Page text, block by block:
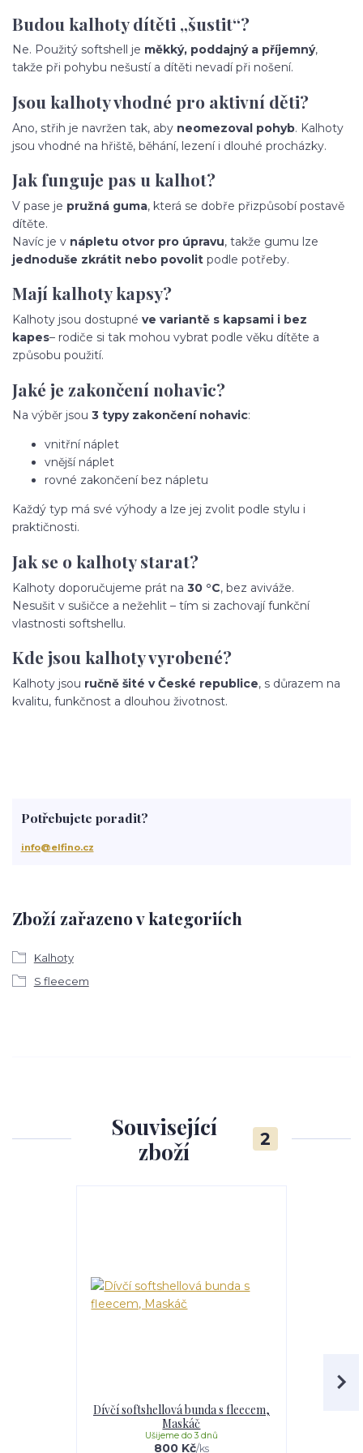
Budou kalhoty dítěti „šustit“?
Ne. Použitý softshell je měkký, poddajný a příjemný,
takže při pohybu nešustí a dítěti nevadí při nošení.
Jsou kalhoty vhodné pro aktivní děti?
Ano, střih je navržen tak, aby neomezoval pohyb. Kalhoty
jsou vhodné na hřiště, běhání, lezení i dlouhé procházky.
Jak funguje pas u kalhot?
V pase je pružná guma, která se dobře přizpůsobí postavě
dítěte.
Navíc je v nápletu otvor pro úpravu, takže gumu lze
jednoduše zkrátit nebo povolit podle potřeby.
Mají kalhoty kapsy?
Kalhoty jsou dostupné ve variantě s kapsami i bez
kapes– rodiče si tak mohou vybrat podle věku dítěte a
způsobu použití.
Jaké je zakončení nohavic?
Na výběr jsou 3 typy zakončení nohavic:
vnitřní náplet
vnější náplet
rovné zakončení bez nápletu
Každý typ má své výhody a lze jej zvolit podle stylu i
praktičnosti.
Jak se o kalhoty starat?
Kalhoty doporučujeme prát na 30 °C, bez aviváže.
Nesušit v sušičce a nežehlit – tím si zachovají funkční
vlastnosti softshellu.
Kde jsou kalhoty vyrobené?
Kalhoty jsou ručně šité v České republice, s důrazem na
kvalitu, funkčnost a dlouhou životnost.
Zboží zařazeno v kategoriích
Kalhoty
S fleecem
Potřebujete poradit?
info@elfino.cz
Související
zboží
2
Dívčí softshellová bunda s fleecem,
Maskáč
800 Kč/ks
Ušijeme do 3 dnů